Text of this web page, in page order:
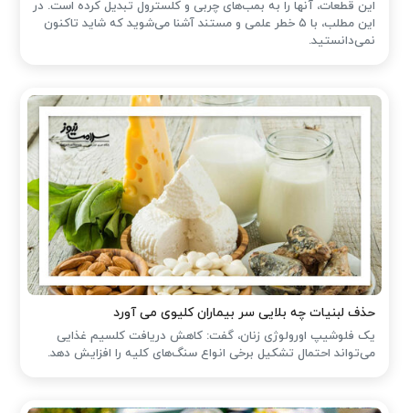
این قطعات، آنها را به بمب‌های چربی و کلسترول تبدیل کرده است. در
این مطلب، با ۵ خطر علمی و مستند آشنا می‌شوید که شاید تاکنون
نمی‌دانستید.
حذف لبنیات چه بلایی سر بیماران کلیوی می آورد
یک فلوشیپ اورولوژی زنان، گفت: کاهش دریافت کلسیم غذایی
می‌تواند احتمال تشکیل برخی انواع سنگ‌های کلیه را افزایش دهد.